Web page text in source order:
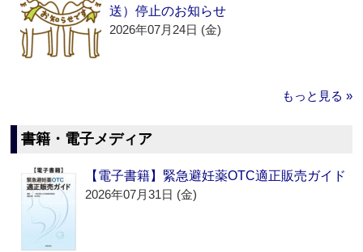
送）停止のお知らせ
2026年07月24日 (金)
もっと見る »
書籍・電子メディア
【電子書籍】緊急避妊薬OTC適正販売ガイド
2026年07月31日 (金)